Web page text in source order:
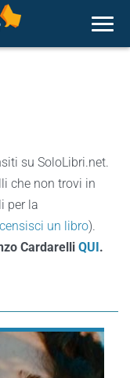
su SoloLibri.net.
che non trovi in
per la
un libro).
Cardarelli QUI.